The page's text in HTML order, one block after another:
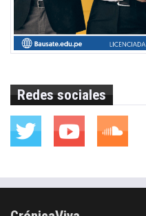
Redes sociales